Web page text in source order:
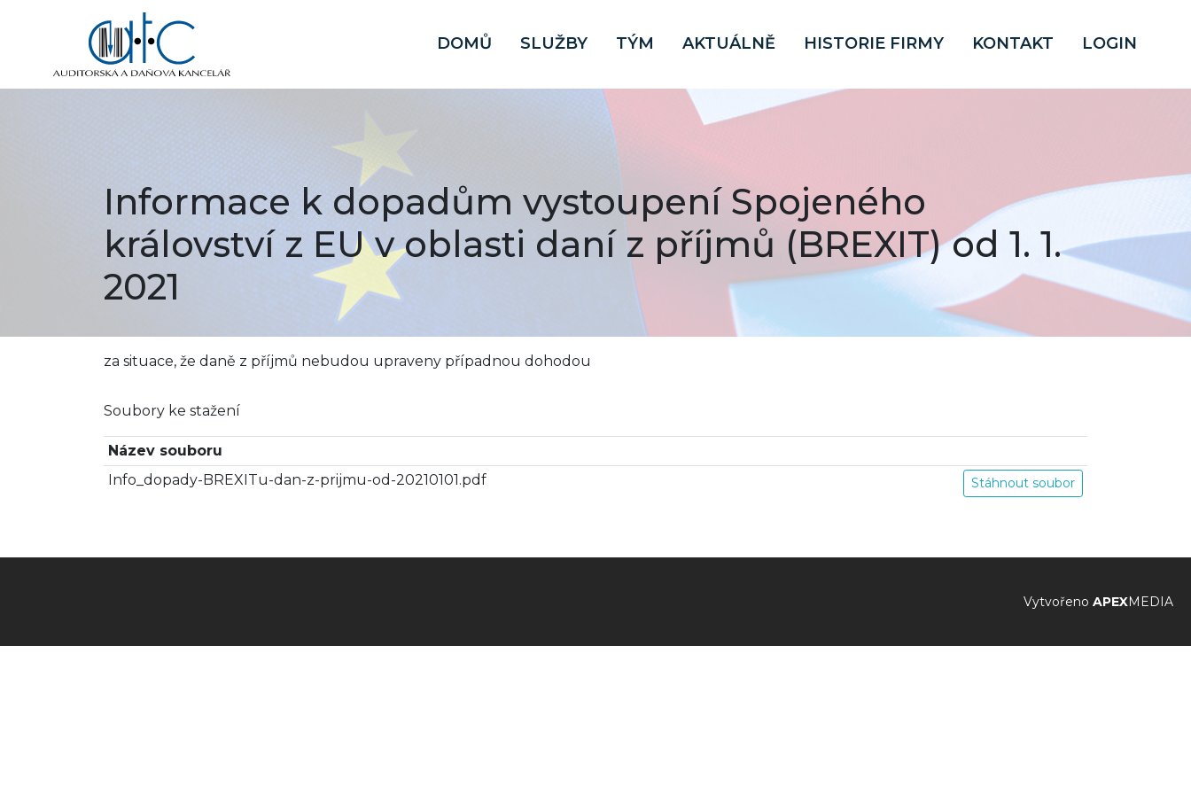
DOMŮ SLUŽBY TÝM AKTUÁLNĚ HISTORIE FIRMY KONTAKT LOGIN
Informace k dopadům vystoupení Spojeného
království z EU v oblasti daní z příjmů (BREXIT) od 1. 1.
2021
za situace, že daně z příjmů nebudou upraveny případnou dohodou
Soubory ke stažení
Název souboru
Info_dopady-BREXITu-dan-z-prijmu-od-20210101.pdf
Stáhnout soubor
Vytvořeno APEXMEDIA